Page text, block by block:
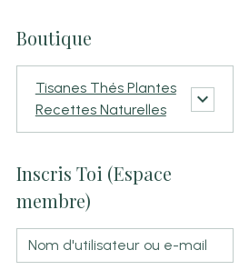
Boutique
Tisanes Thés Plantes
Recettes Naturelles
Inscris Toi (Espace
membre)